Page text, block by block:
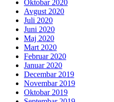
Oktobar 2020
Avgust 2020
Juli 2020
Juni 2020
Maj 2020
Mart 2020
Februar 2020
Januar 2020
Decembar 2019
Novembar 2019
Oktobar 2019